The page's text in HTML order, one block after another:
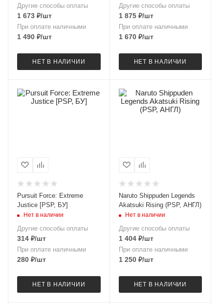
Другие способы оплаты
1 673 ₽/шт
При оплате наличными
1 490 ₽/шт
НЕТ В НАЛИЧИИ
Другие способы оплаты
1 875₽/шт
При оплате наличными
1 670₽/шт
НЕТ В НАЛИЧИИ
Pursuit Force: Extreme
Justice [PSP, БУ]
Нет в наличии
Другие способы оплаты
314 ₽/шт
При оплате наличными
280 ₽/шт
НЕТ В НАЛИЧИИ
Naruto Shippuden Legends
Akatsuki Rising (PSP, АНГЛ)
Нет в наличии
Другие способы оплаты
1 404₽/шт
При оплате наличными
1 250₽/шт
НЕТ В НАЛИЧИИ